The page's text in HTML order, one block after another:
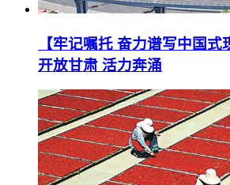
【牢记嘱托 奋力谱写中国式
开放甘肃 活力奔涌